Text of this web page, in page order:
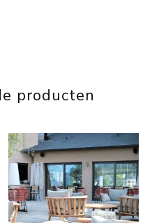
producten